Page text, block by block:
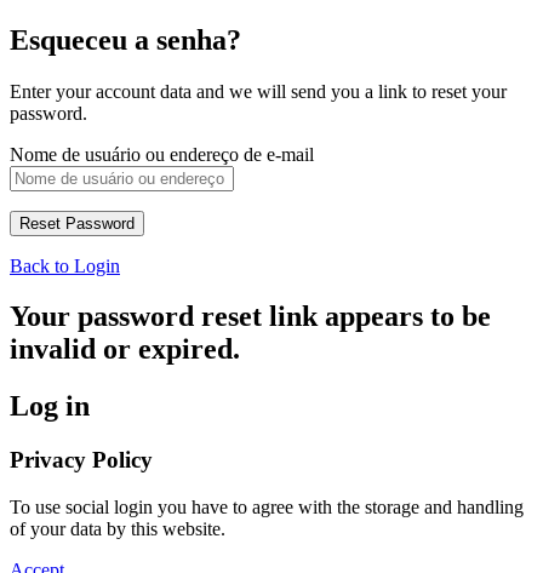
Esqueceu a senha?
Enter your account data and we will send you a link to reset your
password.
Nome de usuário ou endereço de e-mail
Back to Login
Your password reset link appears to be
invalid or expired.
Log in
Privacy Policy
To use social login you have to agree with the storage and handling
of your data by this website.